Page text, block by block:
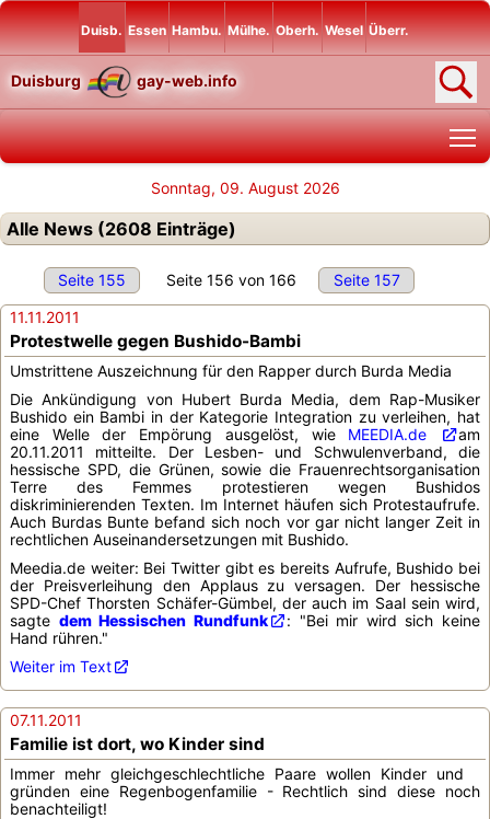
Duisb. Essen Hambu. Mülhe. Oberh. Wesel Überr.
Duisburg gay-web.info
Sonntag, 09. August 2026
Alle News (2608 Einträge)
Seite 155 Seite 156 von 166
Seite 157
11.11.2011
Protestwelle gegen Bushido-Bambi
Umstrittene Auszeichnung für den Rapper durch Burda Media
Die Ankündigung von Hubert Burda Media, dem Rap-Musiker
Bushido ein Bambi in der Kategorie Integration zu verleihen, hat
eine Welle der Empörung ausgelöst, wie MEEDIA.de
am
20.11.2011 mitteilte. Der Lesben- und Schwulenverband, die
hessische SPD, die Grünen, sowie die Frauenrechtsorganisation
Terre des Femmes protestieren wegen Bushidos
diskriminierenden Texten. Im Internet häufen sich Protestaufrufe.
Auch Burdas Bunte befand sich noch vor gar nicht langer Zeit in
rechtlichen Auseinandersetzungen mit Bushido.
Meedia.de weiter: Bei Twitter gibt es bereits Aufrufe, Bushido bei
der Preisverleihung den Applaus zu versagen. Der hessische
SPD-Chef Thorsten Schäfer-Gümbel, der auch im Saal sein wird,
sagte dem Hessischen Rundfunk
: "Bei mir wird sich keine
Hand rühren."
Weiter im Text
07.11.2011
Familie ist dort, wo Kinder sind
Immer mehr gleichgeschlechtliche Paare wollen Kinder und
gründen eine Regenbogenfamilie - Rechtlich sind diese noch
benachteiligt!